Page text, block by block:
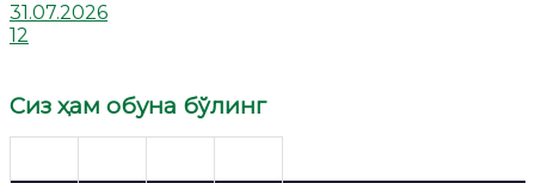
31.07.2026
12
Сиз ҳам обуна бўлинг